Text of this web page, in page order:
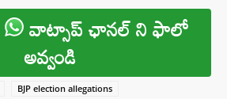
వాట్సాప్ ఛానల్ ని ఫాలో
అవ్వండి
BJP election allegations